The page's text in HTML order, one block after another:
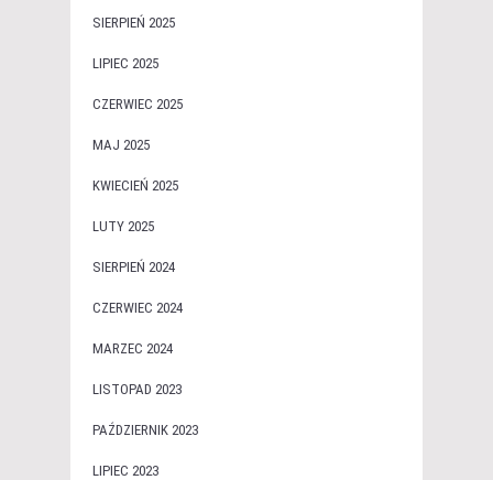
SIERPIEŃ 2025
LIPIEC 2025
CZERWIEC 2025
MAJ 2025
KWIECIEŃ 2025
LUTY 2025
SIERPIEŃ 2024
CZERWIEC 2024
MARZEC 2024
LISTOPAD 2023
PAŹDZIERNIK 2023
LIPIEC 2023